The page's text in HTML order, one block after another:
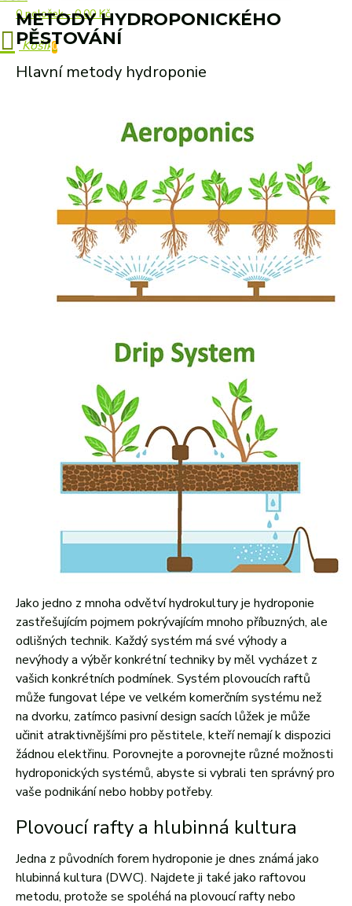
0 položek - 0,00 Kč
0
METODY HYDROPONICKÉHO
PĚSTOVÁNÍ
Hlavní metody hydroponie
Jako jedno z mnoha odvětví hydrokultury je hydroponie
zastřešujícím pojmem pokrývajícím mnoho příbuzných, ale
odlišných technik. Každý systém má své výhody a
nevýhody a výběr konkrétní techniky by měl vycházet z
vašich konkrétních podmínek. Systém plovoucích raftů
může fungovat lépe ve velkém komerčním systému než
na dvorku, zatímco pasivní design sacích lůžek je může
učinit atraktivnějšími pro pěstitele, kteří nemají k dispozici
žádnou elektřinu. Porovnejte a porovnejte různé možnosti
hydroponických systémů, abyste si vybrali ten správný pro
vaše podnikání nebo hobby potřeby.
Plovoucí rafty a hlubinná kultura
Jedna z původních forem hydroponie je dnes známá jako
hlubinná kultura (DWC). Najdete ji také jako raftovou
metodu, protože se spoléhá na plovoucí rafty nebo